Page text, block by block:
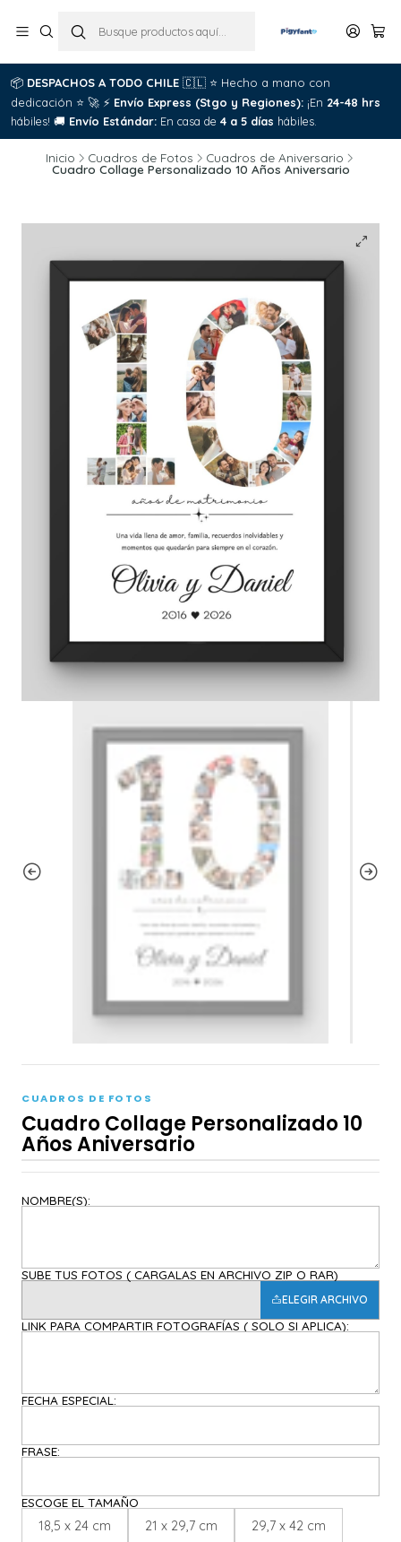
📦 DESPACHOS A TODO CHILE 🇨🇱 ⭐ Hecho a mano con
dedicación ⭐ 🚀 ⚡ Envío Express (Stgo y Regiones): ¡En 24-48 hrs
hábiles! 🚚 Envío Estándar: En casa de 4 a 5 días hábiles.
Inicio Cuadros de Fotos Cuadros de Aniversario
Cuadro Collage Personalizado 10 Años Aniversario
CUADROS DE FOTOS
Cuadro Collage Personalizado 10
Años Aniversario
NOMBRE(S):
SUBE TUS FOTOS ( CARGALAS EN ARCHIVO ZIP O RAR)
ELEGIR ARCHIVO
LINK PARA COMPARTIR FOTOGRAFÍAS ( SOLO SI APLICA):
FECHA ESPECIAL:
FRASE:
ESCOGE EL TAMAÑO
18,5 x 24 cm 21 x 29,7 cm 29,7 x 42 cm